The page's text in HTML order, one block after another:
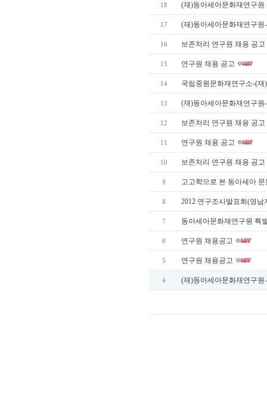
18 (재)동아세아문화재연구
17 (재)동아세아문화재연구
16 보존처리 연구원 채용 공고
15 연구원 채용 공고
14 국립중원문화재연구소-(
13 (재)동아세아문화재연구
12 보존처리 연구원 채용 공고
11 연구원 채용 공고
10 보존처리 연구원 채용 공고
9 고고학으로 본 동아세아
8 2012 연구조사발표회(영
7 동아세아문화재연구원 특
6 연구원 채용공고
5 연구원 채용공고
4 (재)동아세아문화재연구